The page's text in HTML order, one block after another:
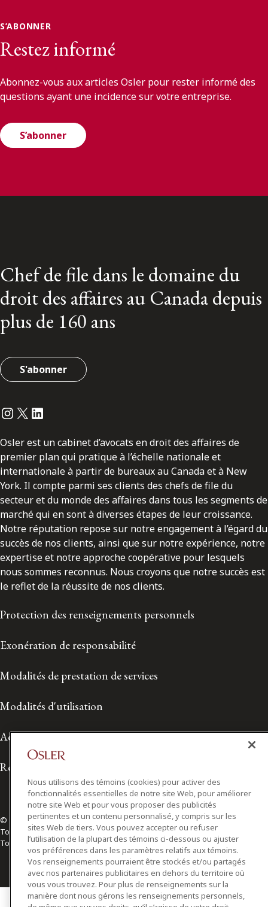
S’ABONNER
Restez informé
Abonnez-vous aux articles Osler pour rester informé des
questions ayant une incidence sur votre entreprise.
S’abonner
Chef de file dans le domaine du
droit des affaires au Canada depuis
plus de 160 ans
S'abonner
Instagram
Twitter
LinkedIn
Osler est un cabinet d’avocats en droit des affaires de
premier plan qui pratique à l’échelle nationale et
internationale à partir de bureaux au Canada et à New
York. Il compte parmi ses clients des chefs de file du
secteur et du monde des affaires dans tous les segments de
marché qui en sont à diverses étapes de leur croissance.
Notre réputation repose sur notre engagement à l’égard du
succès de nos clients, ainsi que sur notre expérience, notre
expertise et notre approche coopérative pour lesquels
nous sommes reconnus. Nous croyons que notre succès est
le reflet de la réussite de nos clients.
Protection des renseignements personnels
Exonération de responsabilité
Modalités de prestation de services
Modalités d'utilisation
Accessibilité
Relations avec les médias
© 2026 Osler, Hoskin & Harcourt S.E.N.C.R.L./s.r.l.
Tous droits réservés
Toronto | Montréal | Calgary | Vancouver | Ottawa | New York
Nous utilisons des témoins (cookies) pour activer des
fonctionnalités essentielles de notre site Web, pour améliorer
notre site Web et pour vous proposer des publicités
pertinentes et un contenu personnalisé, y compris sur les
sites Web de tiers. Vous pouvez accepter ou refuser
l’utilisation de la plupart des témoins ci-dessous ou ajuster
vos préférences dans les paramètres relatifs aux témoins.
Vos renseignements pourraient être stockés et/ou partagés
avec nos partenaires publicitaires en dehors du territoire où
vous vous trouvez. Pour plus de renseignements sur la
manière dont nous gérons les renseignements personnels,